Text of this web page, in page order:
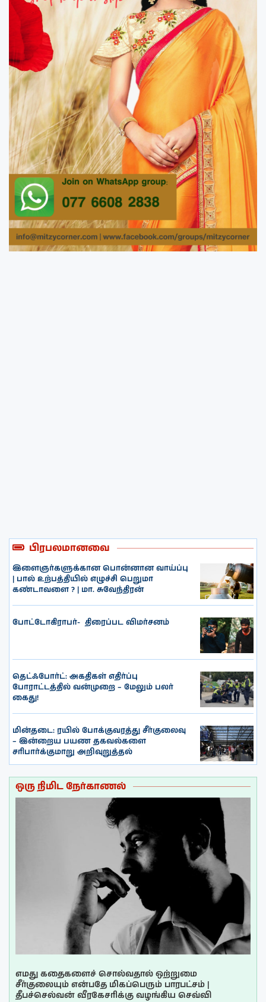
பிரபலமானவை
இளைஞர்களுக்கான பொன்னான வாய்ப்பு
| பால் உற்பத்தியில் எழுச்சி பெறுமா
கண்டாவளை ? | மா. சுவேந்திரன்
போட்டோகிராபர்- ‌ திரைப்பட விமர்சனம்
தெட்ஃபோர்ட்: அகதிகள் எதிர்ப்பு
போராட்டத்தில் வன்முறை – மேலும் பலர்
கைது!
மின்தடை: ரயில் போக்குவரத்து சீர்குலைவு
– இன்றைய பயண தகவல்களை
சரிபார்க்குமாறு அறிவுறுத்தல்
ஒரு நிமிட நேர்காணல்
எமது கதைகளைச் சொல்வதால் ஒற்றுமை
சீர்குலையும் என்பதே மிகப்பெரும் பாரபட்சம் |
தீபச்செல்வன் வீரகேசரிக்கு வழங்கிய செவ்வி